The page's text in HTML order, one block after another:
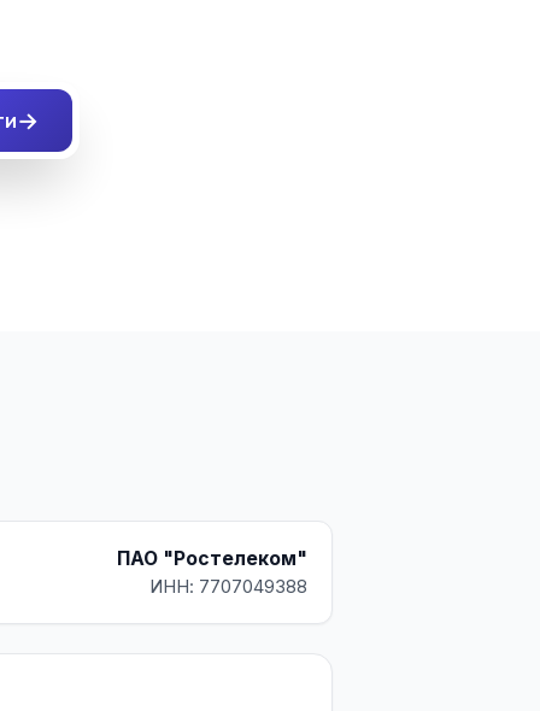
→
ПАО "Ростелеком"
ИНН: 7707049388